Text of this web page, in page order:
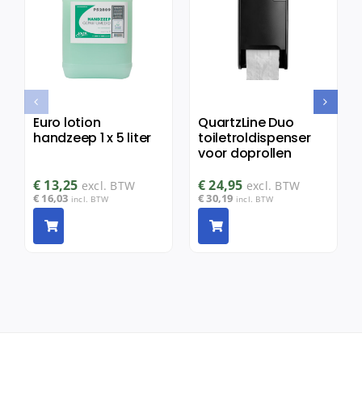
Euro lotion
handzeep 1 x 5 liter
€ 13,25 excl. BTW
€ 16,03 incl. BTW
QuartzLine Duo
toiletroldispenser
voor doprollen
€24,95 excl. BTW
€30,19 incl. BTW